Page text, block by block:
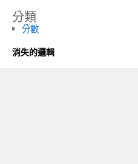
分類
分數
消失的邏輯